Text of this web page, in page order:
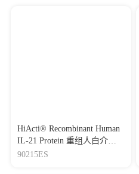
HiActi® Recombinant Human
IL-21 Protein 重组人白介
素-21
90215ES